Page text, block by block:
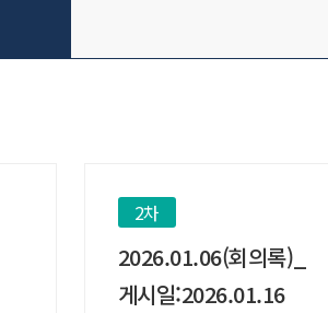
2차
2026.01.06(회의록)_
게시일:2026.01.16